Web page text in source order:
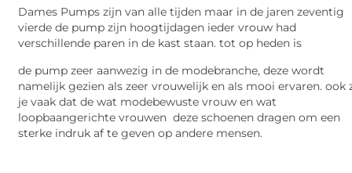
Dames Pumps zijn van alle tijden maar in de jaren zeventig
vierde de pump zijn hoogtijdagen ieder vrouw had
verschillende paren in de kast staan. tot op heden is
de pump zeer aanwezig in de modebranche, deze wordt
namelijk gezien als zeer vrouwelijk en als mooi ervaren. ook
je vaak dat de wat modebewuste vrouw en wat
loopbaangerichte vrouwen deze schoenen dragen om een
sterke indruk af te geven op andere mensen.